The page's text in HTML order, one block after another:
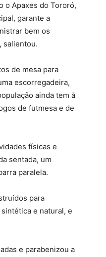
o Apaxes do Tororó,
garante a
bem os
salientou.
de mesa para
escorregadeira,
ainda tem à
de futmesa e de
físicas e
sentada, um
paralela.
para
e natural, e
e parabenizou a